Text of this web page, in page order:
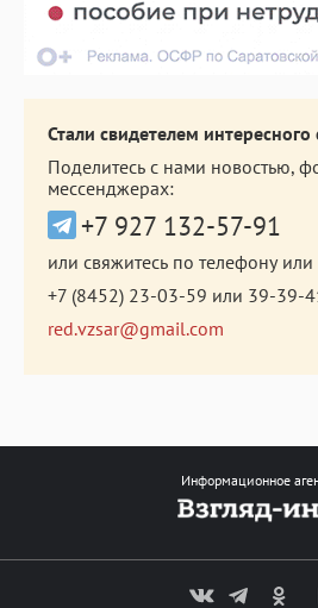
Стали свидетелем интересного
Поделитесь с нами новостью,
мессенджерах:
+7 927 132-57-91
или свяжитесь по телефону или
+7 (8452) 23-03-59 или 39-39-
red.vzsar@gmail.com
Информационное